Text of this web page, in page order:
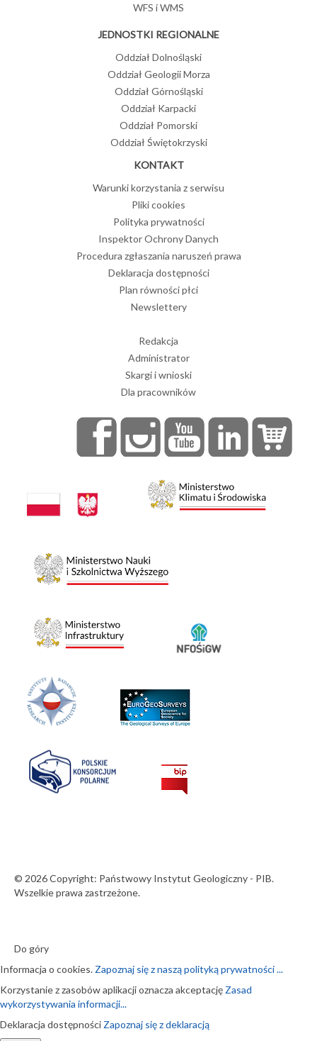
WFS i WMS
JEDNOSTKI REGIONALNE
Oddział Dolnośląski
Oddział Geologii Morza
Oddział Górnośląski
Oddział Karpacki
Oddział Pomorski
Oddział Świętokrzyski
KONTAKT
Warunki korzystania z serwisu
Pliki cookies
Polityka prywatności
Inspektor Ochrony Danych
Procedura zgłaszania naruszeń prawa
Deklaracja dostępności
Plan równości płci
Newslettery
Redakcja
Administrator
Skargi i wnioski
Dla pracowników
© 2026 Copyright: Państwowy Instytut Geologiczny - PIB.
Wszelkie prawa zastrzeżone.
Do góry
Informacja o cookies. Zapoznaj się z naszą polityką prywatności ...
Korzystanie z zasobów aplikacji oznacza akceptację Zasad
wykorzystywania informacji...
Deklaracja dostępności Zapoznaj się z deklaracją